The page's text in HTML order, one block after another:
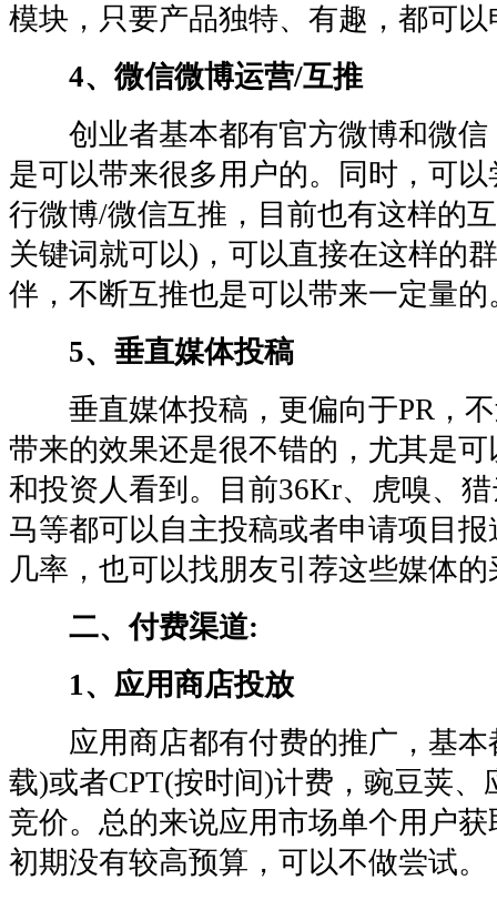
模块，只要产品独特、有趣，都可以
4、微信微博运营/互推
创业者基本都有官方微博和微信
是可以带来很多用户的。同时，可
行微博/微信互推，目前也有这样的
关键词就可以)，可以直接在这样的
伴，不断互推也是可以带来一定量的
5、垂直媒体投稿
垂直媒体投稿，更偏向于PR，不
带来的效果还是很不错的，尤其是
和投资人看到。目前36Kr、虎嗅、
马等都可以自主投稿或者申请项目
几率，也可以找朋友引荐这些媒体
二、付费渠道:
1、应用商店投放
应用商店都有付费的推广，基本
载)或者CPT(按时间)计费，豌豆荚
竞价。总的来说应用市场单个用户
初期没有较高预算，可以不做尝试。